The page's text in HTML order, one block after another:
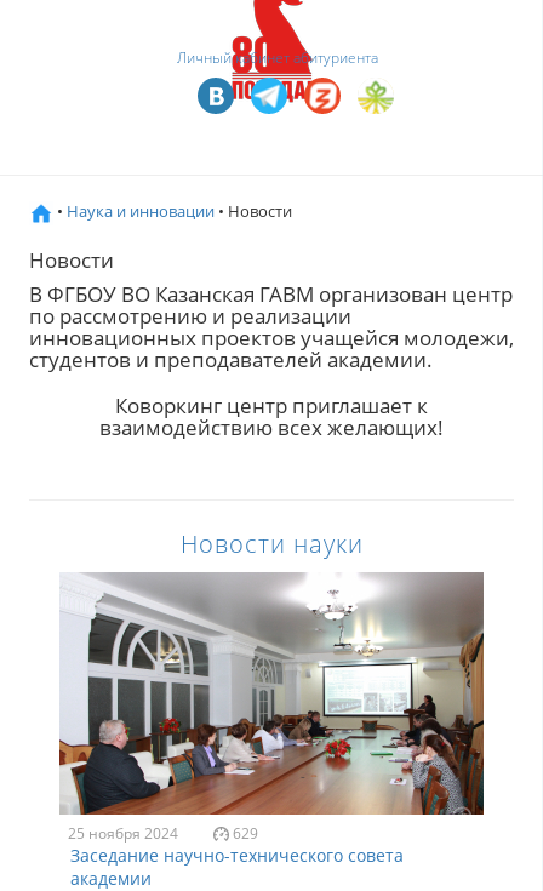
Личный кабинет абитуриента
• Наука и инновации • Новости
Новости
В ФГБОУ ВО Казанская ГАВМ организован центр
по рассмотрению и реализации
инновационных проектов учащейся молодежи,
студентов и преподавателей академии.
Коворкинг центр приглашает к
взаимодействию всех желающих!
Новости науки
25 ноября 2024 629
Заседание научно-технического совета
академии